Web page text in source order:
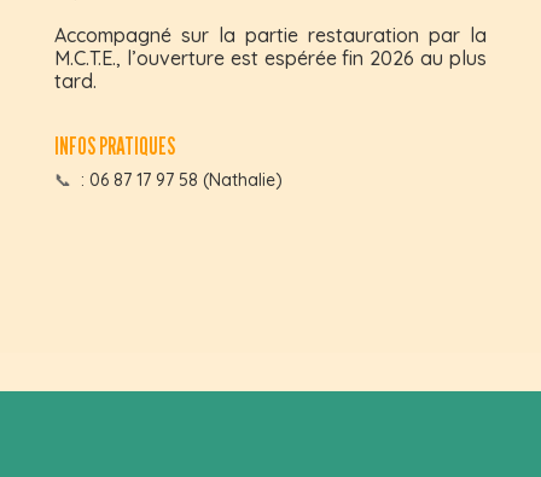
Accompagné sur la partie restauration par la
M.C.T.E., l’ouverture est espérée fin 2026 au plus
tard.
INFOS PRATIQUES
📞 : 06 87 17 97 58 (Nathalie)